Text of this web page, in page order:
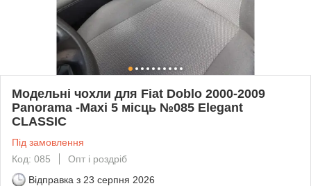
Модельні чохли для Fiat Doblo 2000-2009
Panorama -Maxi 5 місць №085 Elegant
CLASSIC
Під замовлення
Код: 085
Опт і роздріб
Відправка з 23 серпня 2026